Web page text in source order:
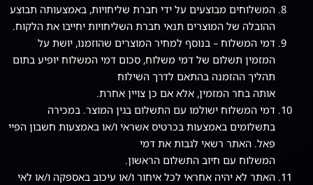
המשלוחים מבוצעים על ידי חברת שליחויות, באמצעותה תבוצע
ההובלה של המוצרים תנאי חברת השליחויות יחייבו את הלקוח.
דמי המשלוח – בנוסף למחיר המוצרים שהוזמנו, יושת על
המזמין תשלום של דמי משלוח, סכום דמי המשלוח יופיע בתום
תהליך ההזמנה בהתאם לדרך השילוח
אותה בחר המזמין, אלא אם כן צויין אחרת.
דמי המשלוח ישולמו עם התשלום בגין המוצר. במכירה
בתשלומים באמצעות בכרטיס אשראי ו/או באמצעות חשבון הפיי
פאל. האתר רשאי לגבות את דמי
המשלוח עם חיוב התשלום הראשון.
האתר לא יהיה אחראי לכל איחור ו/או עיכוב באספקה ו/או לאי